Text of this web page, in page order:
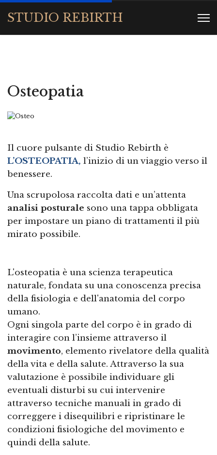
STUDIO REBIRTH
Osteopatia
Il cuore pulsante di Studio Rebirth è
L’OSTEOPATIA, l’inizio di un viaggio verso il
benessere.
Una scrupolosa raccolta dati e un’attenta
analisi posturale sono una tappa obbligata
per impostare un piano di trattamenti il più
mirato possibile.
L'osteopatia è una scienza terapeutica
naturale, fondata su una conoscenza precisa
della fisiologia e dell'anatomia del corpo
umano.
Ogni singola parte del corpo è in grado di
interagire con l’insieme attraverso il
movimento, elemento rivelatore della qualità
della vita e della salute. Attraverso la sua
valutazione è possibile individuare gli
eventuali disturbi su cui intervenire
attraverso tecniche manuali in grado di
correggere i disequilibri e ripristinare le
condizioni fisiologiche del movimento e
quindi della salute.